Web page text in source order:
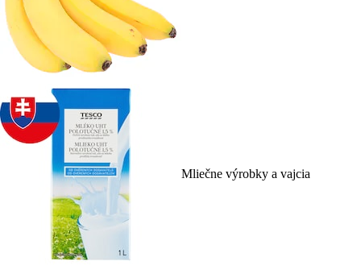
Mliečne výrobky a vajcia